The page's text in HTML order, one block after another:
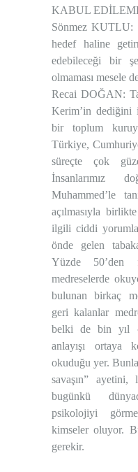
KABUL
Sönmez KUTLU:
hedef haline
edebileceği bir
olmaması mesele
Recai DOĞAN:
Kerim’in dediğini
bir toplum
Türkiye,
süreçte çok
İnsanlarımız
Muhammed’le
açılmasıyla
ilgili ciddi
önde gelen
Yüzde 50’den
medreselerde
bulunan birkaç
geri kalanlar
belki de bin yıl
anlayışı ortaya
okuduğu yer.
savaşın”
bugünkü
psikolojiyi
kimseler oluyor.
gerekir.